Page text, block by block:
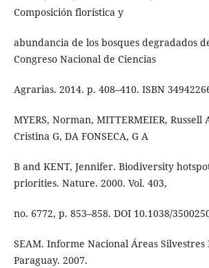
Composición florística y
abundancia de los bosques degradados
Congreso Nacional de Ciencias
Agrarias. 2014. p. 408–410. ISBN
MYERS, Norman, MITTERMEIER, Russell
Cristina G, DA FONSECA, G A
B and KENT, Jennifer. Biodiversity
priorities. Nature. 2000. Vol. 403,
no. 6772, p. 853–858. DOI 10.1038/
SEAM. Informe Nacional Áreas Silvestres
Paraguay. 2007.